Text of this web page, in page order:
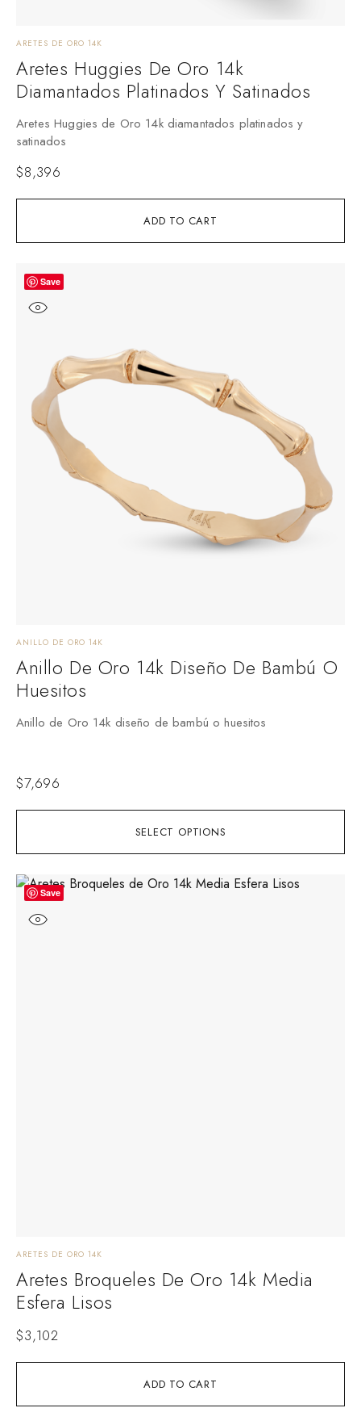
ADD TO CART
ARETES DE ORO 14K
Aretes Huggies De Oro 14k
Diamantados Platinados Y Satinados
Aretes Huggies de Oro 14k diamantados platinados y
satinados
$8,396
Save
SELECT OPTIONS
ANILLO DE ORO 14K
Anillo De Oro 14k Diseño De Bambú O
Huesitos
Anillo de Oro 14k diseño de bambú o huesitos
$7,696
Save
ADD TO CART
ARETES DE ORO 14K
Aretes Broqueles De Oro 14k Media
Esfera Lisos
$3,102